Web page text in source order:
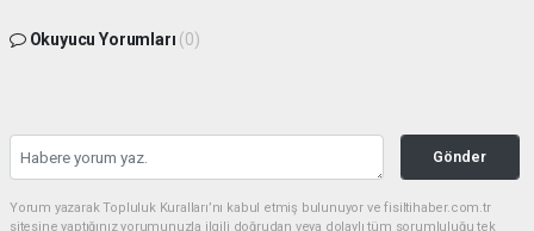
Okuyucu Yorumları (0)
Gönder
Yorum yazarak Topluluk Kuralları’nı kabul etmiş bulunuyor ve fisiltihaber.com.tr
sitesine yaptığınız yorumunuzla ilgili doğrudan veya dolaylı tüm sorumluluğu tek